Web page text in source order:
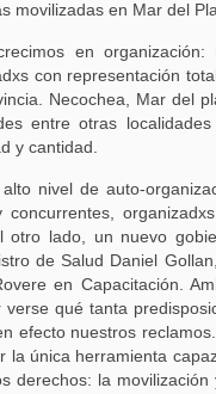
movilizadas en Mar del
en organización:
con representación
Necochea, Mar del
entre otras
y cantidad.
nivel de auto-
otro lado, un nuevo
de Salud Daniel
en Capacitación.
qué tanta
efecto nuestros
la única herramienta
derechos: la movilización